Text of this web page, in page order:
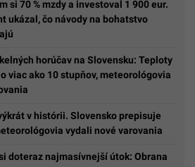
si 70 % mzdy a investoval 1 900 eur.
ukázal, čo návody na bohatstvo
horúčav na Slovensku: Teploty
viac ako 10 stupňov, meteorológovia
v histórii. Slovensko prepisuje
vydali nové varovania
doteraz najmasívnejší útok: Obrana